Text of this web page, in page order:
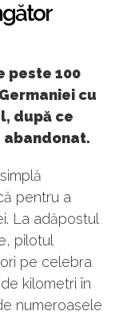
peste 100
cu
după ce
abandonat.
pentru a
La adăpostul
pilotul
pe celebra
kilometri în
numeroasele